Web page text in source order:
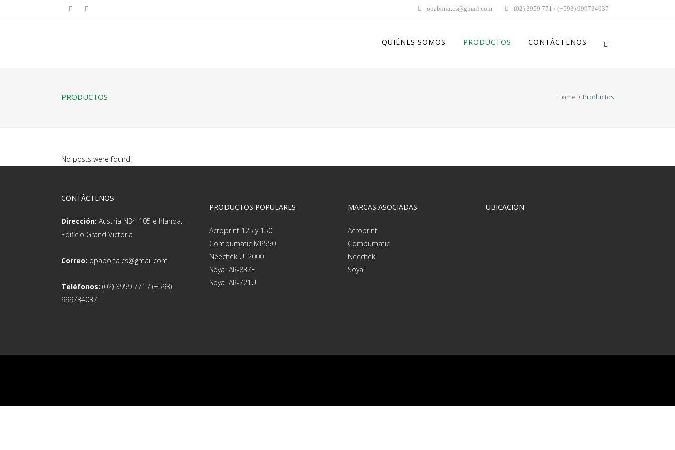
opabona.cs@gmail.com (02) 3959 771 / (+593) 999734037
QUIÉNES SOMOS PRODUCTOS CONTÁCTENOS
PRODUCTOS Home > Productos
No posts were found.
CONTÁCTENOS
Dirección: Austria N34-105 e Irlanda.
Edificio Grand Victoria
Correo: opabona.cs@gmail.com
Teléfonos: (02) 3959 771 / (+593)
999734037
PRODUCTOS POPULARES
Acroprint 125 y 150
Compumatic MP550
Needtek UT2000
Soyal AR-837E
Soyal AR-721U
MARCAS ASOCIADAS
Acroprint
Compumatic
Needtek
Soyal
UBICACIÓN